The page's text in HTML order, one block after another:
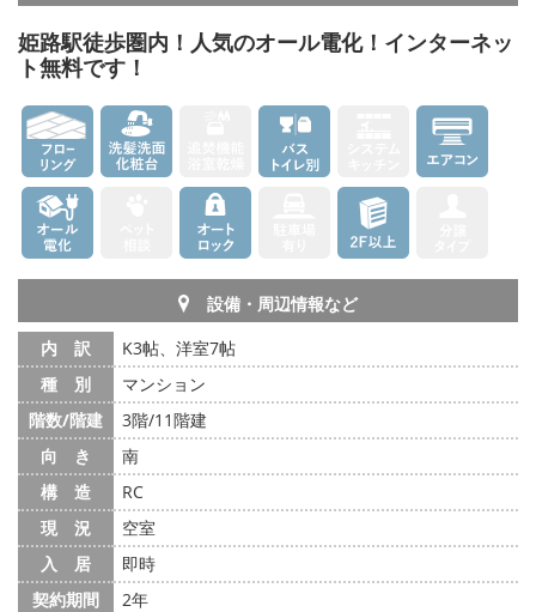
姫路駅徒歩圏内！人気のオール電化！インターネッ
ト無料です！
設備・周辺情報など
内 訳
K3帖、洋室7帖
種 別
マンション
階数/階建
3階/11階建
向 き
南
構 造
RC
現 況
空室
入 居
即時
契約期間
2年